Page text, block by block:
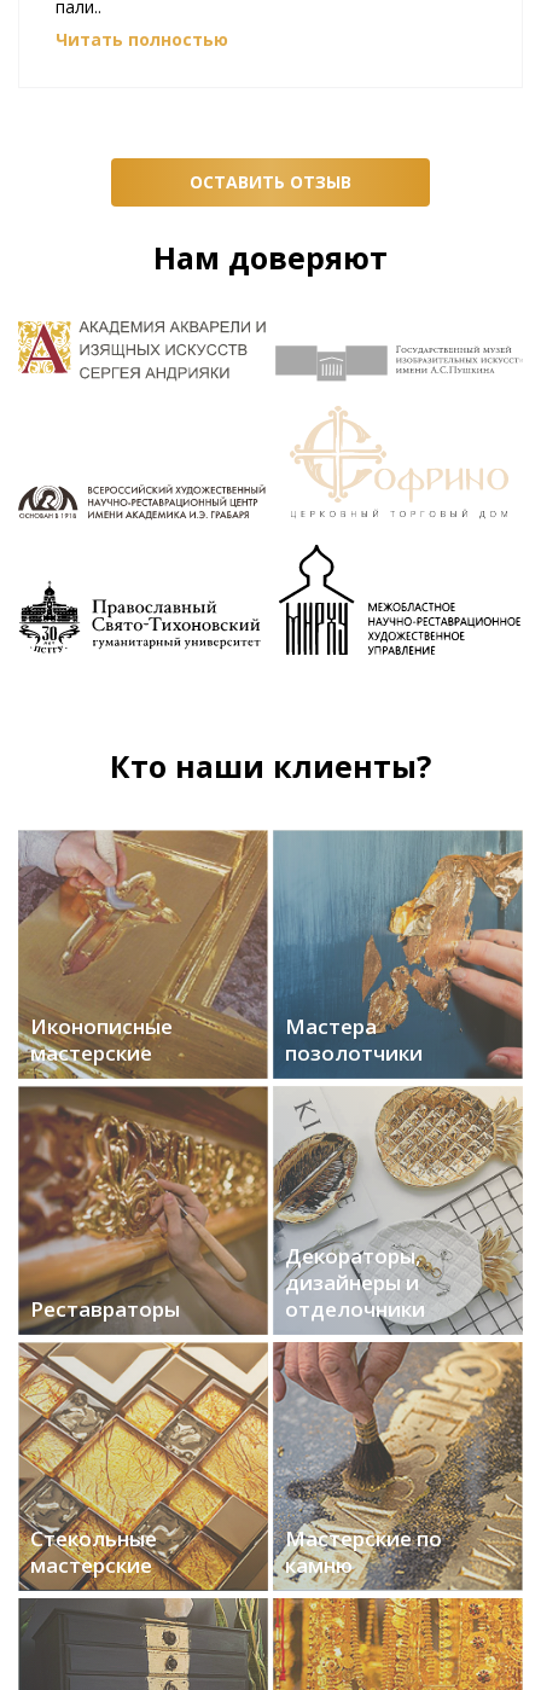
пали..
Читать полностью
ОСТАВИТЬ ОТЗЫВ
Нам доверяют
Кто наши клиенты?
Иконописные
мастерские
Мастера
позолотчики
Реставраторы
Декораторы,
дизайнеры и
отделочники
Стекольные
мастерские
Мастерские по
камню